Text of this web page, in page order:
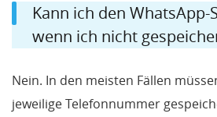
Kann ich den WhatsApp-
wenn ich nicht
Nein. In den meisten Fällen
jeweilige Telefonnummer